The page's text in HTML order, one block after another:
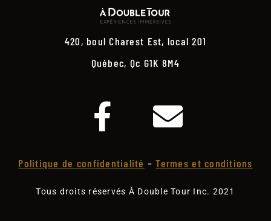
420, boul Charest Est, local 201
Québec, Qc G1K 8M4
Politique de confidentialité –Termes et conditions
Tous droits réservés À Double Tour Inc. 2021